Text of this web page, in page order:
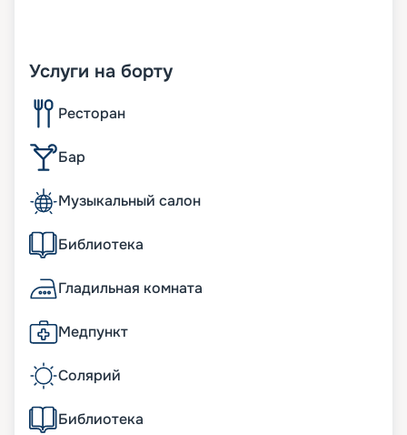
Услуги на борту
Ресторан
Бар
Музыкальный салон
Библиотека
Гладильная комната
Медпункт
Солярий
Библиотека